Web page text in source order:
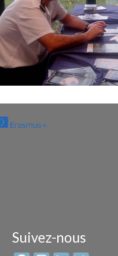
Suivez-nous